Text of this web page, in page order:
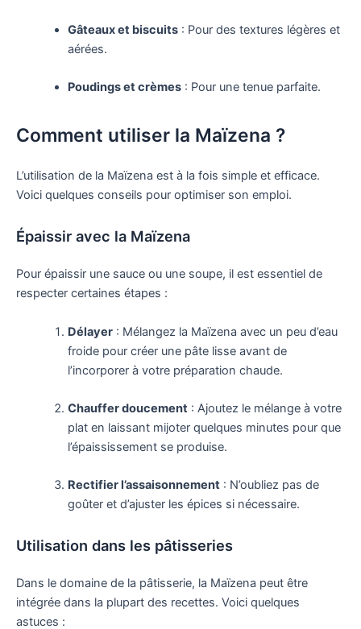
Gâteaux et biscuits: Pour des textures légères et
aérées.
Poudings et crèmes: Pour une tenue parfaite.
Comment utiliser la Maïzena ?
L’utilisation de la Maïzena est à la fois simple et efficace.
Voici quelques conseils pour optimiser son emploi.
Épaissir avec la Maïzena
Pour épaissir une sauce ou une soupe, il est essentiel de
respecter certaines étapes :
Délayer: Mélangez la Maïzena avec un peu d’eau
froide pour créer une pâte lisse avant de
l’incorporer à votre préparation chaude.
Chauffer doucement: Ajoutez le mélange à votre
plat en laissant mijoter quelques minutes pour que
l’épaississement se produise.
Rectifier l’assaisonnement: N’oubliez pas de
goûter et d’ajuster les épices si nécessaire.
Utilisation dans les pâtisseries
Dans le domaine de la pâtisserie, la Maïzena peut être
intégrée dans la plupart des recettes. Voici quelques
astuces :